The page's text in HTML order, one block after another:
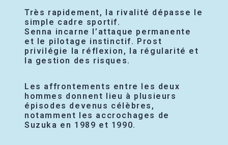
Très rapidement, la rivalité dépasse le
simple cadre sportif.
Senna incarne l’attaque permanente
et le pilotage instinctif. Prost
privilégie la réflexion, la régularité et
la gestion des risques.
Les affrontements entre les deux
hommes donnent lieu à plusieurs
épisodes devenus célèbres,
notamment les accrochages de
Suzuka en 1989 et 1990.